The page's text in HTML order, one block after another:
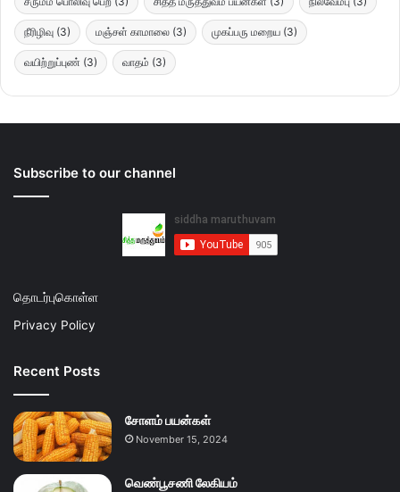
நீரிழிவு (3) மஞ்சள் காமாலை (3) முகப்பரு மறைய (3)
வயிற்றுப்புண் (3) வாதம் (3)
Subscribe to our channel
தொடர்புகொள்ள
Privacy Policy
Recent Posts
சோளம் பயன்கள்
November 15, 2024
வெண்பூசணி லேகியம்